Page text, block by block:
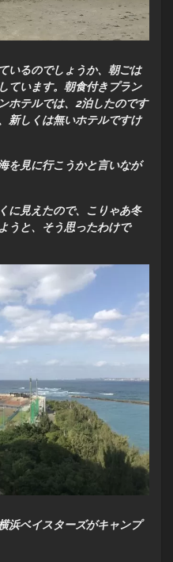
いるのでしょうか、朝ごは
ています。朝食付きプラン
ホテルでは、2泊したのです
新しくは無いホテルですけ
を見に行こうかと言いなが
に見えたので、こりゃあ冬
うと、そう思ったわけで
浜ベイスターズがキャンプ